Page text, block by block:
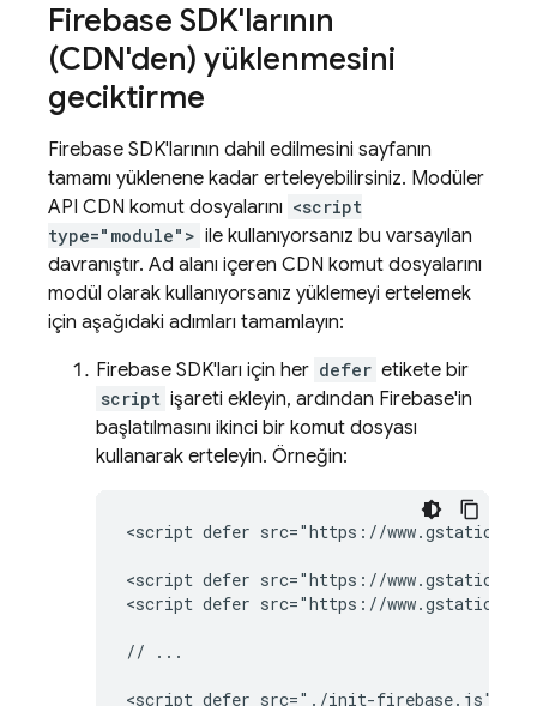
Firebase SDK'larının
(CDN'den) yüklenmesini
geciktirme
Firebase SDK'larının dahil edilmesini sayfanın
tamamı yüklenene kadar erteleyebilirsiniz. Modüler
API CDN komut dosyalarını <script
type="module"> ile kullanıyorsanız bu varsayılan
davranıştır. Ad alanı içeren CDN komut dosyalarını
modül olarak kullanıyorsanız yüklemeyi ertelemek
için aşağıdaki adımları tamamlayın:
Firebase SDK'ları için her defer etikete bir
script işareti ekleyin, ardından Firebase'in
başlatılmasını ikinci bir komut dosyası
kullanarak erteleyin. Örneğin:
<script defer src="https://
<script defer src="https://
<script defer src="https://
// ...